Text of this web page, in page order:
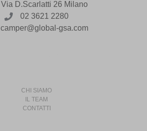
Via D.Scarlatti 26 Milano
02 3621 2280
camper@global-gsa.com
CHI SIAMO
IL TEAM
CONTATTI